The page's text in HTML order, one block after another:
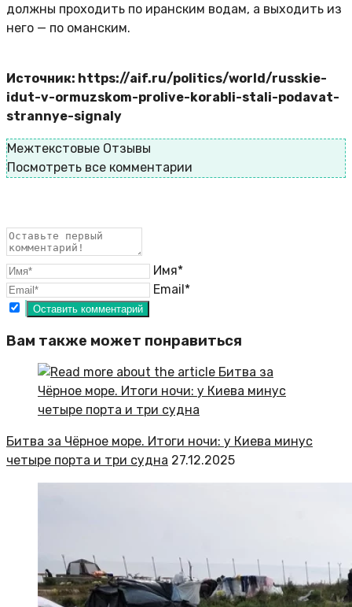
должны проходить по иранским водам, а выходить из
него — по оманским.
Источник: https://aif.ru/politics/world/russkie-
idut-v-ormuzskom-prolive-korabli-stali-podavat-
strannye-signaly
Межтекстовые Отзывы
Посмотреть все комментарии
Имя*
Email*
Вам также может понравиться
Битва за Чёрное море. Итоги ночи: у Киева минус
четыре порта и три судна 27.12.2025